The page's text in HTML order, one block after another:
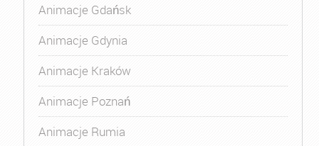
Animacje Gdańsk
Animacje Gdynia
Animacje Kraków
Animacje Poznań
Animacje Rumia